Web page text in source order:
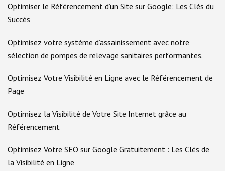
Optimiser le Référencement d’un Site sur Google: Les Clés du
Succès
Optimisez votre système d’assainissement avec notre
sélection de pompes de relevage sanitaires performantes.
Optimisez Votre Visibilité en Ligne avec le Référencement de
Page
Optimisez la Visibilité de Votre Site Internet grâce au
Référencement
Optimisez Votre SEO sur Google Gratuitement : Les Clés de
la Visibilité en Ligne